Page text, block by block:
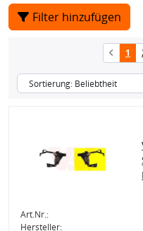
Filter hinzufügen
1
Art.Nr.:
Hersteller: